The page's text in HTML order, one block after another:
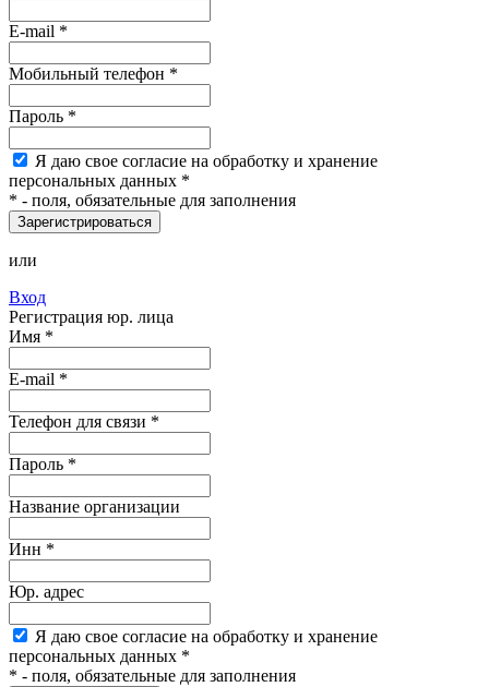
E-mail *
Мобильный телефон *
Пароль *
Я даю свое согласие на обработку и хранение
персональных данных *
* - поля, обязательные для заполнения
Зарегистрироваться
или
Вход
Регистрация юр. лица
Имя *
E-mail *
Телефон для связи *
Пароль *
Название организации
Инн *
Юр. адрес
Я даю свое согласие на обработку и хранение
персональных данных *
* - поля, обязательные для заполнения